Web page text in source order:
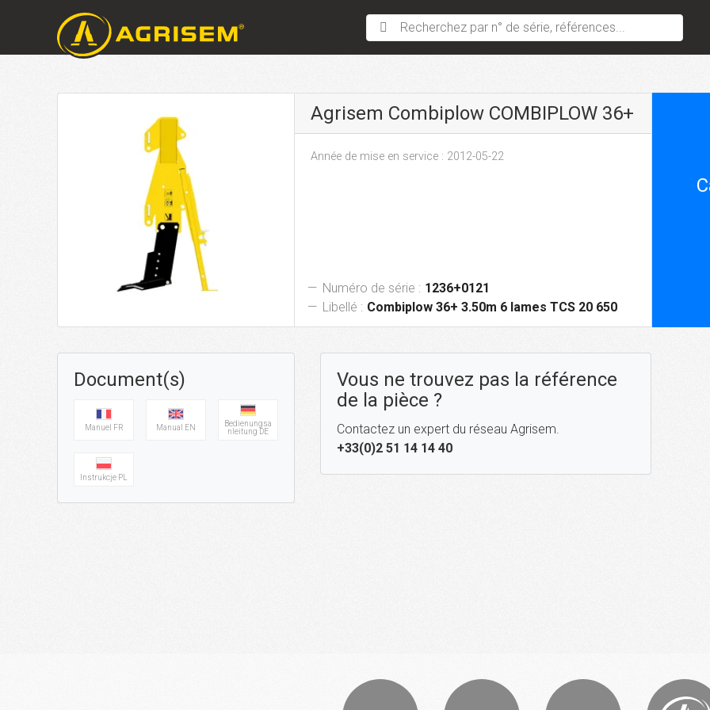
Recherchez par n° de série, références...
Agrisem Combiplow COMBIPLOW 36+
Année de mise en service : 2012-05-22
Numéro de série : 1236+0121
Libellé : Combiplow 36+ 3.50m 6 lames TCS 20 650
Document(s)
Manuel FR Manual EN
Bedienungsa
nleitung DE
Instrukcje PL
Vous ne trouvez pas la référence
de la pièce ?
Contactez un expert du réseau Agrisem.
+33(0)2 51 14 14 40